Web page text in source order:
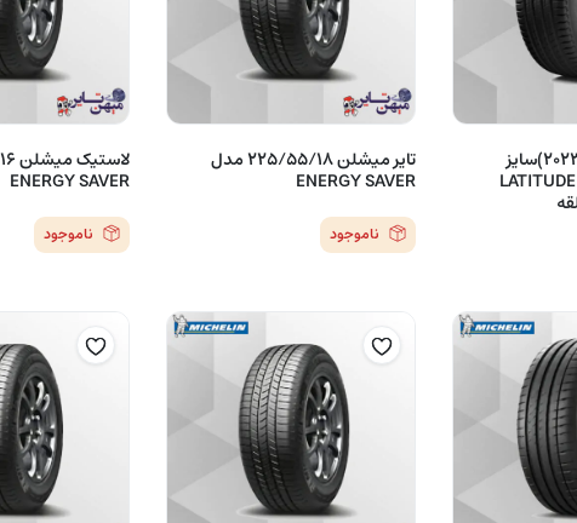
لاستیک میشلن (2023)سایز
235/55/19 مدل LATITUDE
تایر میشلن 225/55/18 مدل
ENERGY SAVER
ناموجود
ENERGY SAVER
ناموجود